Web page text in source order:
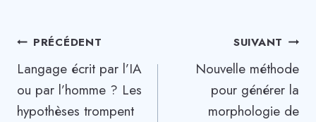
Navigation
de
l’article
PRÉCÉDENT
Langage écrit par l’IA
ou par l’homme ? Les
hypothèses trompent
SUIVANT
Nouvelle méthode
pour générer la
morphologie de